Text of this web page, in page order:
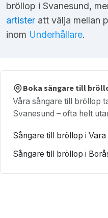
bröllop i Svanesund,
artister att välja mellan
inom Underhållare.
Boka sångare till
Våra sångare till bröllop
Svanesund – ofta helt
Sångare till bröllop i Vara
Sångare till bröllop i